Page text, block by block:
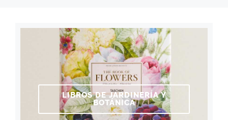
LIBROS DE JARDINERÍA Y
BOTÁNICA